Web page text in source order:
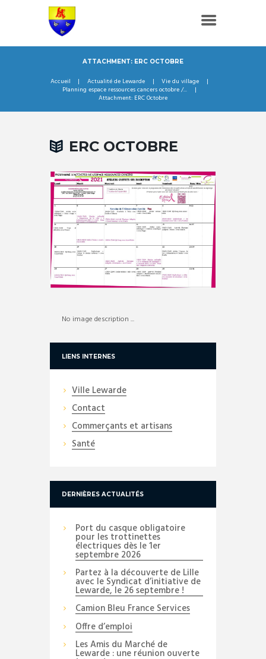
ATTACHMENT: ERC OCTOBRE
Accueil Actualité de Lewarde
Vie du village
Planning espace ressources cancers octobre /...
Attachment: ERC Octobre
ERC OCTOBRE
No image description ...
LIENS INTERNES
Ville Lewarde
Contact
Commerçants et artisans
Santé
DERNIÈRES ACTUALITÉS
Port du casque obligatoire
pour les trottinettes
électriques dès le 1er
septembre 2026
Partez à la découverte de Lille
avec le Syndicat d’initiative de
Lewarde, le 26 septembre !
Camion Bleu France Services
Offre d’emploi
Les Amis du Marché de
Lewarde : une réunion ouverte